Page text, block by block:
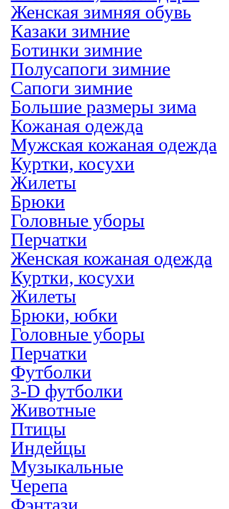
Женская зимняя обувь
Казаки зимние
Ботинки зимние
Полусапоги зимние
Сапоги зимние
Большие размеры зима
Кожаная одежда
Мужская кожаная одежда
Куртки, косухи
Жилеты
Брюки
Головные уборы
Перчатки
Женская кожаная одежда
Куртки, косухи
Жилеты
Брюки, юбки
Головные уборы
Перчатки
Футболки
3-D футболки
Животные
Птицы
Индейцы
Музыкальные
Черепа
Фэнтази